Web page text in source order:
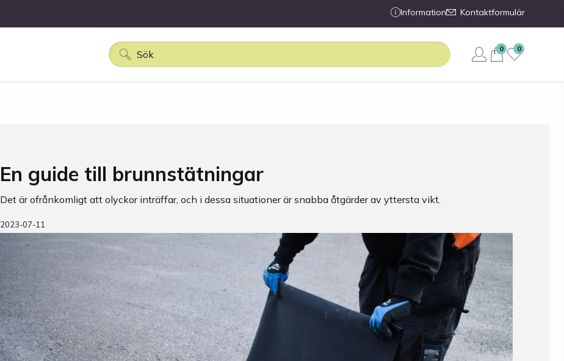
Information Kontaktformulär
0 0
En guide till brunnstätningar
Det är ofrånkomligt att olyckor inträffar, och i dessa situationer är snabba åtgärder av yttersta vikt.
2023-07-11